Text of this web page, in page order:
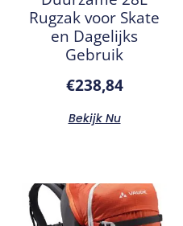
Rugzak voor Skate
en Dagelijks
Gebruik
€238,84
Bekijk Nu